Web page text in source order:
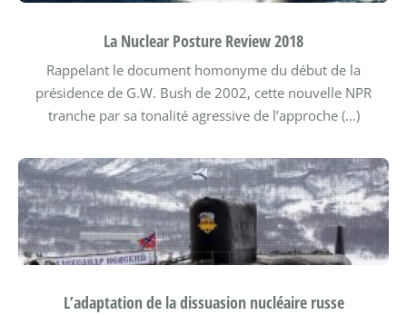
La Nuclear Posture Review 2018
Rappelant le document homonyme du début de la
présidence de G.W. Bush de 2002, cette nouvelle NPR
tranche par sa tonalité agressive de l’approche (…)
L’adaptation de la dissuasion nucléaire russe